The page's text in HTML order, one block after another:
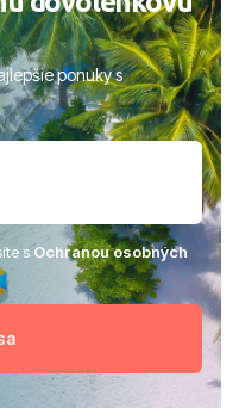
ponuky s
sOchranou osobných